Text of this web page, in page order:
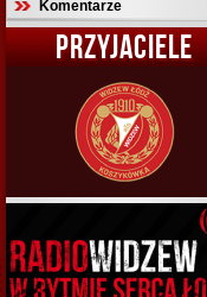
Komentarze
PRZYJACIELE